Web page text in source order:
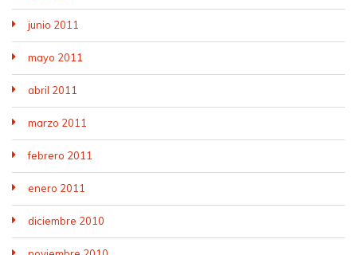
junio 2011
mayo 2011
abril 2011
marzo 2011
febrero 2011
enero 2011
diciembre 2010